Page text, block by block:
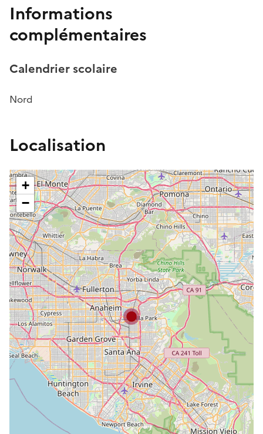
Informations
complémentaires
Calendrier scolaire
Nord
Localisation
+
−